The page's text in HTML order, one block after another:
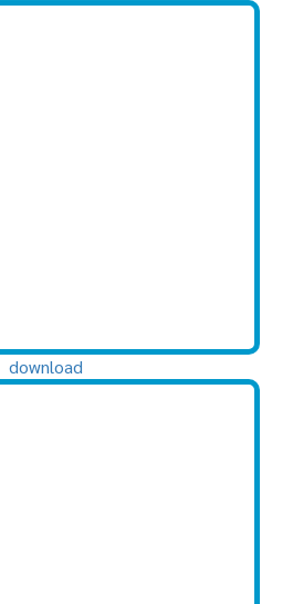
download